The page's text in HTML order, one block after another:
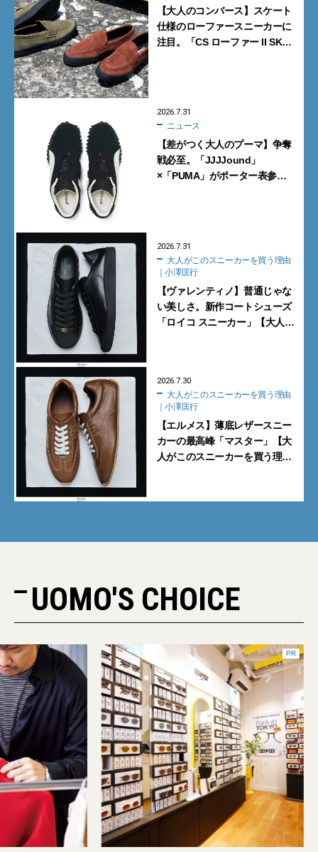
【大人のコンバース】スケート
仕様のローファースニーカーに
注目。「CS ローファー II SK」
2026.7.31
ニュース
【差がつく大人のプーマ】争奪
戦必至。「JJJJound」
×「PUMA」がポーター表参道
2026.7.31
｜小澤匡行
【ヴァレンティノ】普通じゃな
い美しさ。新作コートシューズ
「ロイコ スニーカー」【大人が
2026.7.30
｜小澤匡行
【エルメス】薄底レザースニー
カーの最高峰「マスター」【大
人がこのスニーカーを買う理由
UOMO'S CHOICE
PR